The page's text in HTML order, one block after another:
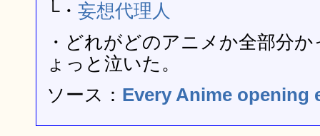
└・ 妄想代理人
・どれがどのアニメか全部分
ょっと泣いた。
ソース： Every Anime opening